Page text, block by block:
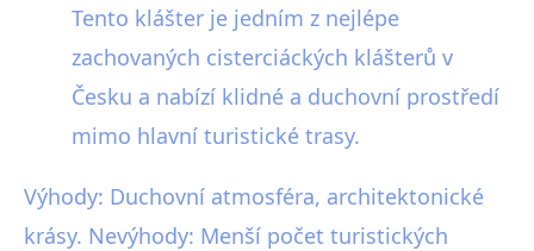
Tento klášter je jedním z nejlépe
zachovaných cisterciáckých klášterů v
Česku a nabízí klidné a duchovní prostředí
mimo hlavní turistické trasy.
Výhody: Duchovní atmosféra, architektonické
krásy. Nevýhody: Menší počet turistických